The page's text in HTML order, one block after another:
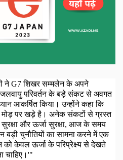
नेG7शिखर सम्मलेन के अपने
जलवायु परिवर्तन के बड़े संकट से अवगत
आकर्षित किया। उन्होंने कहा कि
मोड़ पर खड़े है। अनेक संकटों से ग्रस्त
सुरक्षा और ऊर्जा सुरक्षा, आज के समय
बड़ी चुनौतियों का सामना करने में एक
को केवल ऊर्जा के परिप्रेक्ष्य से देखते
चाहिए। '"